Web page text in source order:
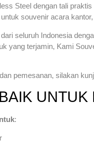
Steel dengan tali
souvenir acara
seluruh Indonesia
yang terjamin, Kami
pemesanan, silakan
: